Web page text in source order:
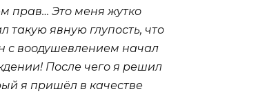
прав… Это меня жутко
такую явную глупость, что
с воодушевлением начал
После чего я решил
я пришёл в качестве